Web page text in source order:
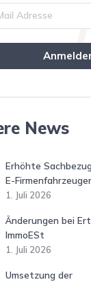
News
Erhöhte
E-
1. Juli 2026
Änderungen bei
ImmoESt
1. Juli 2026
Umsetzung der